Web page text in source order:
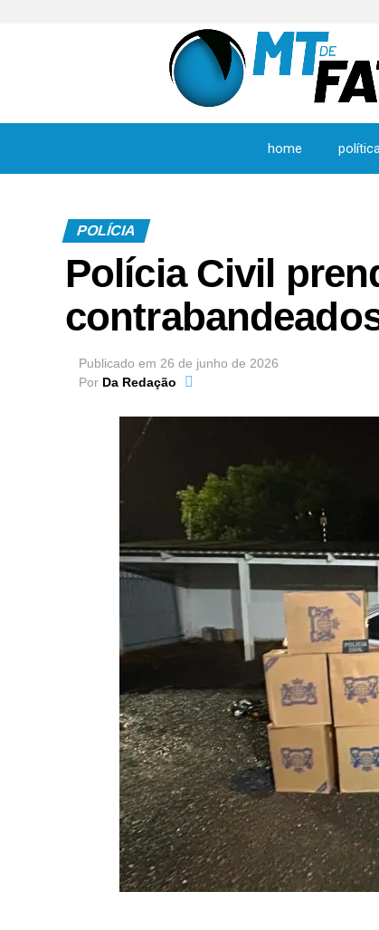
home
POLÍCIA
Polícia Civil
Publicado em 26 de junho de 2026
Por Da Redação